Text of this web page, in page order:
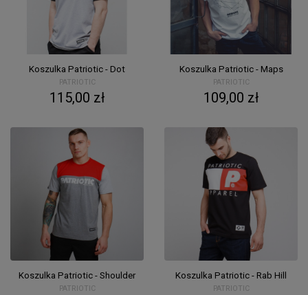
Koszulka Patriotic - Dot
PATRIOTIC
115,00 zł
Koszulka Patriotic - Maps
PATRIOTIC
109,00 zł
Koszulka Patriotic - Shoulder
PATRIOTIC
Koszulka Patriotic - Rab Hill
PATRIOTIC